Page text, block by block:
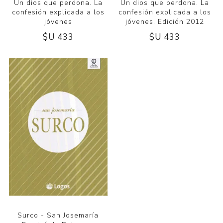
Un dios que perdona. La
confesión explicada a los
jóvenes
$U 433
Un dios que perdona. La
confesión explicada a los
jóvenes. Edición 2012
$U 433
Surco - San Josemaría